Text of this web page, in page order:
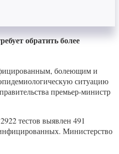
обратить более
болеющим и
ситуацию
премьер-министр
тестов выявлен 491
Министерство